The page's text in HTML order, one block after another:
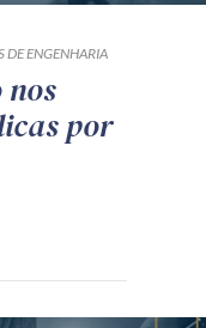
DE ENGENHARIA
nos
por